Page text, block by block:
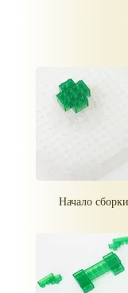
Начало сборки.